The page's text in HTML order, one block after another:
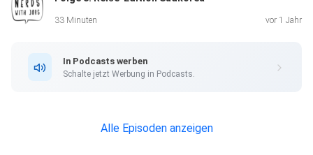
33 Minuten vor 1 Jahr
In Podcasts werben
Schalte jetzt Werbung in Podcasts.
Alle Episoden anzeigen